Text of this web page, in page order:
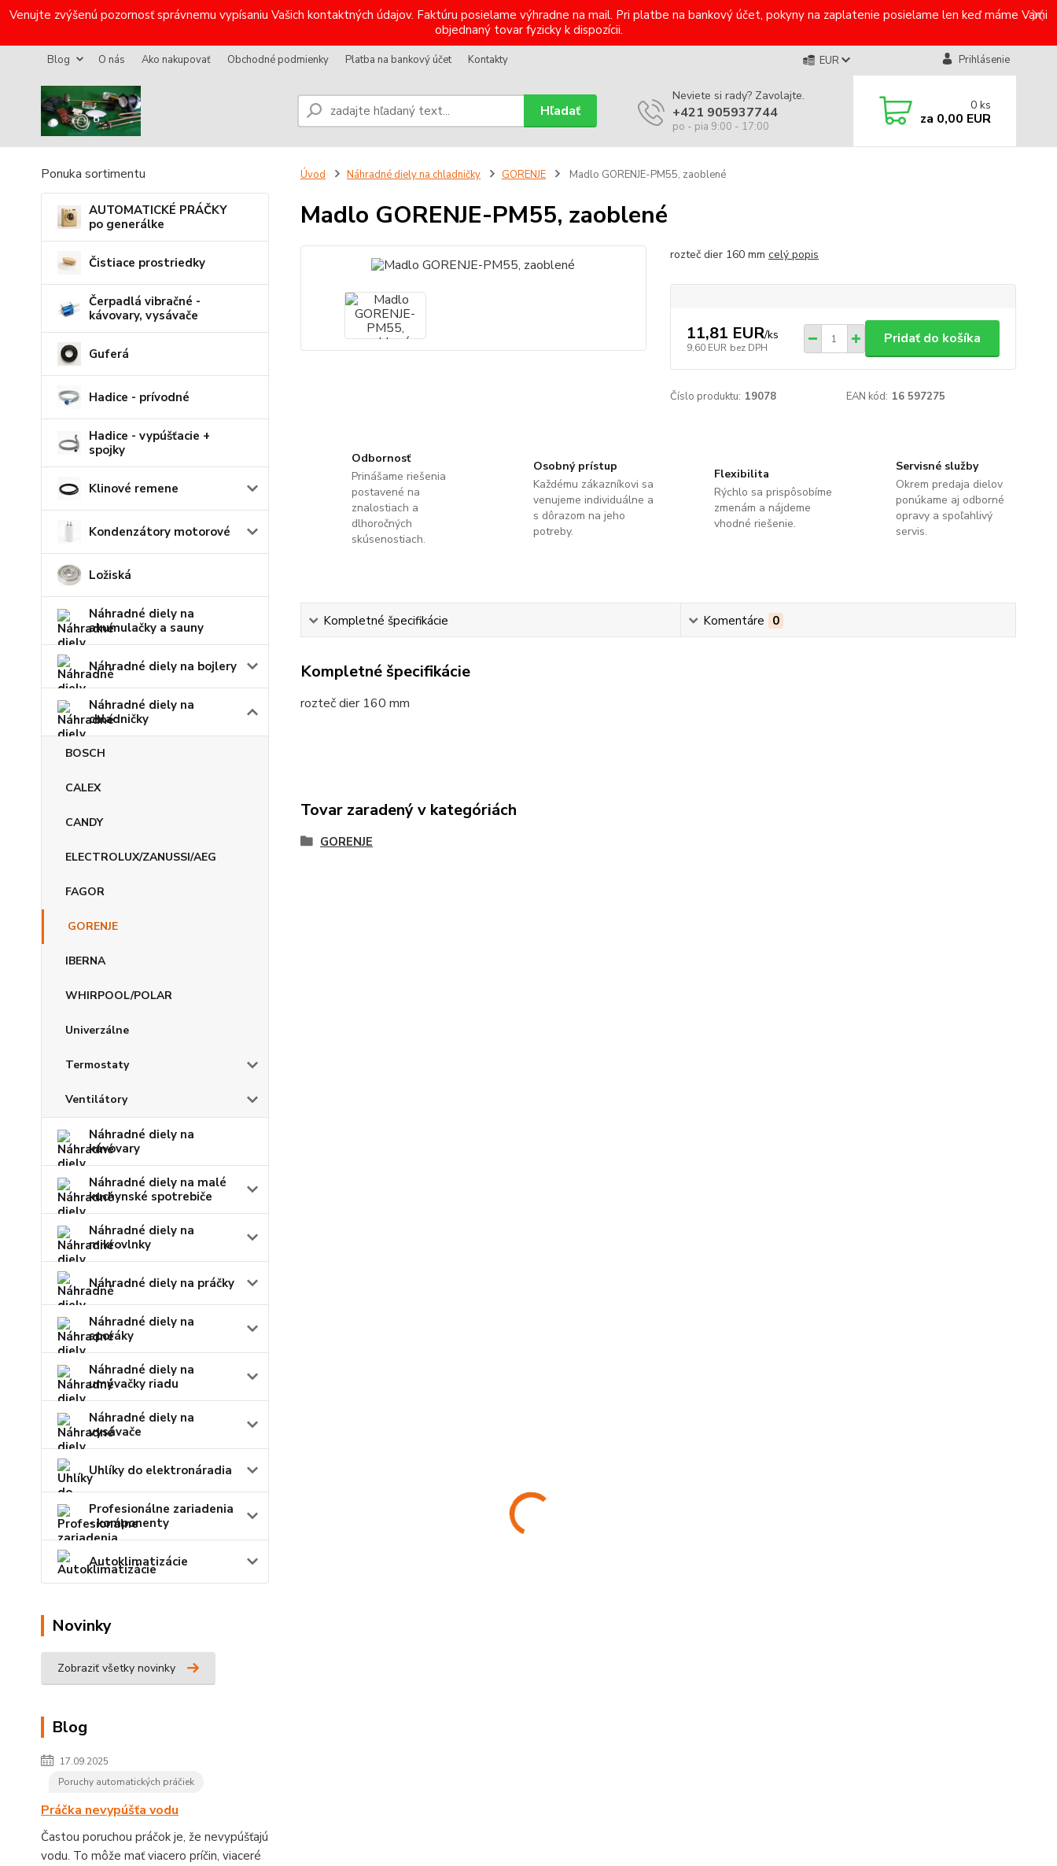
Venujte zvýšenú pozornosť správnemu vypísaniu Vašich kontaktných údajov. Faktúru posielame výhradne na mail. Pri platbe na bankový účet, pokyny na zaplatenie posielame len keď máme Vami
objednaný tovar fyzicky k dispozícii.
Blog O nás Ako nakupovať Obchodné podmienky Platba na bankový účet Kontakty EUR Prihlásenie
Hľadať
Neviete si rady? Zavolajte.
+421 905937744
po - pia 9:00 - 17:00
0 ks
za 0,00 EUR
Ponuka sortimentu
AUTOMATICKÉ PRÁČKY
po generálke
Čistiace prostriedky
Čerpadlá vibračné -
kávovary, vysávače
Guferá
Hadice - prívodné
Hadice - vypúšťacie +
spojky
Klinové remene
Kondenzátory motorové
Ložiská
Náhradné diely na
akumulačky a sauny
Náhradné diely na bojlery
Náhradné diely na
chladničky
BOSCH
CALEX
CANDY
ELECTROLUX/ZANUSSI/AEG
FAGOR
GORENJE
IBERNA
WHIRPOOL/POLAR
Univerzálne
Termostaty
Ventilátory
Náhradné diely na
kávovary
Náhradné diely na malé
kuchynské spotrebiče
Náhradné diely na
mikrovlnky
Náhradné diely na práčky
Náhradné diely na
sporáky
Náhradné diely na
umývačky riadu
Náhradné diely na
vysávače
Uhlíky do elektronáradia
Profesionálne zariadenia
- komponenty
Autoklimatizácie
Novinky
Zobraziť všetky novinky
Blog
17.09.2025
Poruchy automatických práčiek
Práčka nevypúšťa vodu
Častou poruchou práčok je, že nevypúšťajú
vodu. To môže mať viacero príčin, viaceré
Úvod Náhradné diely na chladničky GORENJE Madlo GORENJE-PM55, zaoblené
Madlo GORENJE-PM55, zaoblené
rozteč dier 160 mm celý popis
11,81 EUR/ks
9,60 EUR bez DPH
Pridať do košíka
Číslo produktu: 19078 EAN kód: 16 597275
Odbornosť
Prinášame riešenia
postavené na
znalostiach a
dlhoročných
skúsenostiach.
Osobný prístup
Každému zákazníkovi sa
venujeme individuálne a
s dôrazom na jeho
potreby.
Flexibilita
Rýchlo sa prispôsobíme
zmenám a nájdeme
vhodné riešenie.
Servisné služby
Okrem predaja dielov
ponúkame aj odborné
opravy a spoľahlivý
servis.
Kompletné špecifikácie Komentáre 0
Kompletné špecifikácie
rozteč dier 160 mm
Tovar zaradený v kategóriách
GORENJE